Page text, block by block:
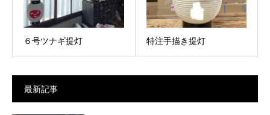
６号ツナギ提灯 特注手描き提灯
最新記事